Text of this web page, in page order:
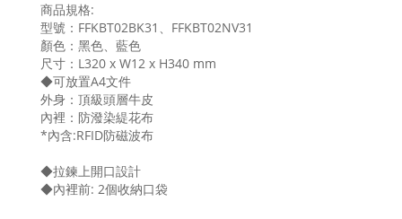
商品規格:
型號： FFKBT02BK31、 FFKBT02NV31
顏色：黑色、藍色
尺寸： L320 x W12 x H340 mm
◆可放置A4文件
外身：頂級頭層牛皮
內裡：防潑染緹花布
*內含:RFID防磁波布
◆拉鍊上開口設計
◆內裡前: 2個收納口袋